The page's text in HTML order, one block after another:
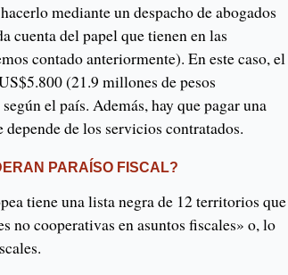
mediante un despacho de abogados
cuenta del papel que tienen en las
contado anteriormente). En este caso, el
(21.9 millones de pesos
el país. Además, hay que pagar una
de los servicios contratados.
PARAÍSO FISCAL?
tiene una lista negra de 12 territorios que
no cooperativas en asuntos fiscales» o, lo